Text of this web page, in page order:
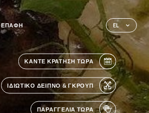
EL
ΕΠΑΦΉ
ΚΆΝΤΕ ΚΡΆΤΗΣΗ ΤΏΡΑ
ΙΔΙΩΤΙΚΌ ΔΕΊΠΝΟ & ΓΚΡΟΥΠ
ΠΑΡΑΓΓΕΛΊΑ ΤΏΡΑ